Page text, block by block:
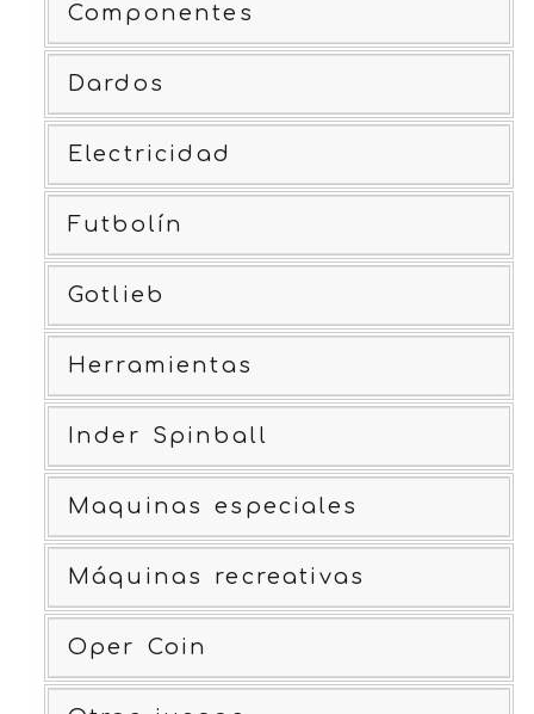
Componentes
Dardos
Electricidad
Futbolín
Gotlieb
Herramientas
Inder Spinball
Maquinas especiales
Máquinas recreativas
Oper Coin